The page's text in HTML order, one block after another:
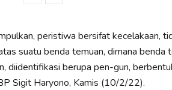
peristiwa bersifat kecelakaan,
suatu benda temuan, dimana benda
diidentifikasi berupa pen-gun,
Sigit Haryono, Kamis (10/2/22).